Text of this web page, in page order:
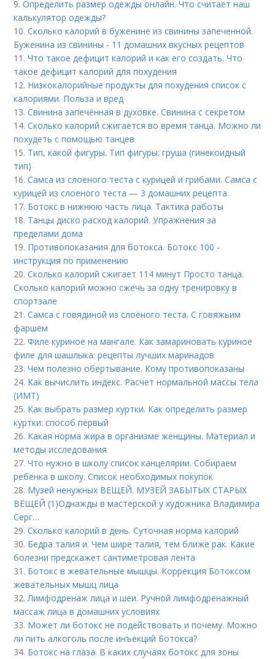
9.Определить размер одежды онлайн. Что считает наш
калькулятор одежды?
10.Сколько калорий в буженине из свинины запеченной.
Буженина из свинины - 11 домашних вкусных рецептов
11.Что такое дефицит калорий и как его создать. Что
такое дефицит калорий для похудения
12. Низкокалорийные продукты для похудения список с
калориями. Польза и вред
13.Свинина запечённая в духовке. Свинина с секретом
14.Сколько калорий сжигается во время танца. Можно ли
похудеть с помощью танцев
15. Тип, какой фигуры. Тип фигуры: груша (гинекоидный
тип)
16.Самса из слоеного теста с курицей и грибами. Самса с
курицей из слоеного теста — 3 домашних рецепта
17. Ботокс в нижнюю часть лица. Тактика работы
18. Танцы диско расход калорий. Упражнения за
пределами дома
19. Противопоказания для ботокса. Ботокс 100 -
инструкция по применению
20.Сколько калорий сжигает 114 минут Просто танца.
Сколько калорий можно сжечь за одну тренировку в
спортзале
21.Самса с говядиной из слоёного теста. С говяжьим
фаршем
22.Филе куриное на мангале. Как замариновать куриное
филе для шашлыка: рецепты лучших маринадов
23.Чем полезно обертывание. Кому противопоказаны
24. Как вычислить индекс. Расчет нормальной массы тела
(ИМТ)
25. Как выбрать размер куртки. Как определить размер
куртки: способ первый
26. Какая норма жира в организме женщины. Материал и
методы исследования
27.Что нужно в школу список канцелярии. Собираем
ребёнка в школу. Список необходимых покупок
28. Музей ненужных ВЕЩЕЙ. МУЗЕЙ ЗАБЫТЫХ СТАРЫХ
ВЕЩЕЙ (1)Однажды в мастерской у художника Владимира
Серг…
29.Сколько калорий в день. Суточная норма калорий
30. Бедра талия и. Чем шире талия, тем ближе рак. Какие
болезни предскажет сантиметровая лента
31. Ботокс в жевательные мышцы. Коррекция Ботоксом
жевательных мышц лица
32.Лимфодренаж лица и шеи. Ручной лимфодренажный
массаж лица в домашних условиях
33. Может ли ботокс не подействовать и почему. Можно
ли пить алкоголь после инъекций Ботокса?
34. Ботокс на глаза. В каких случаях ботокс для зоны